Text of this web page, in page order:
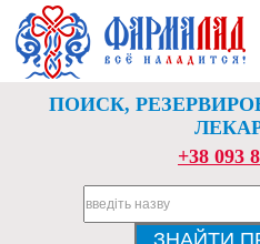
ПОИСК,
+38 093